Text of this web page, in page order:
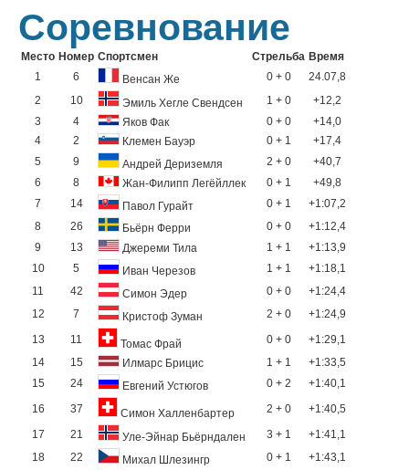
Соревнование
Место Номер Спортсмен Стрельба Время
1
6 Венсан Же 0 + 0
24.07,8
2
10 Эмиль Хегле Свендсен 1 + 0
+12,2
3
4 Яков Фак 0 + 0
+14,0
4
2 Клемен Бауэр 0 + 1
+17,4
5
9 Андрей Дериземля 2 + 0
+40,7
6
8 Жан-Филипп Легёйллек 0 + 1
+49,8
7
14 Павол Гурайт 0 + 1
+1:07,2
8
26 Бьёрн Ферри 0 + 0
+1:12,4
9
13 Джереми Тила 1 + 1
+1:13,9
10
5 Иван Черезов 1 + 1
+1:18,1
11
42 Симон Эдер 0 + 0
+1:24,4
12
7 Кристоф Зуман 2 + 0
+1:24,9
13
11 Томас Фрай 0 + 0
+1:29,1
14
15 Илмарс Брицис 1 + 1
+1:33,5
15
24 Евгений Устюгов 0 + 2
+1:40,1
16
37 Симон Халленбартер 2 + 0
+1:40,5
17
21 Уле-Эйнар Бьёрндален 3 + 1
+1:41,1
18
22 Михал Шлезингр 0 + 1
+1:43,1